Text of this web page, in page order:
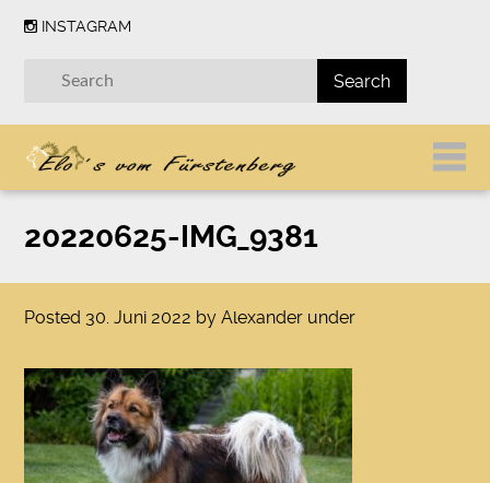
INSTAGRAM
20220625-IMG_9381
Posted 30. Juni 2022 byAlexander under